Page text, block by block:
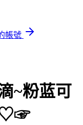
帳號
~粉蓝可